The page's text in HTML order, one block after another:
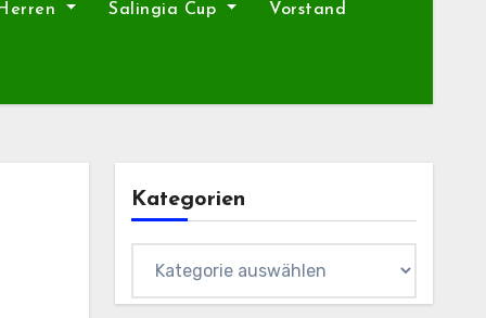
Salingia Cup Vorstand
Kategorien